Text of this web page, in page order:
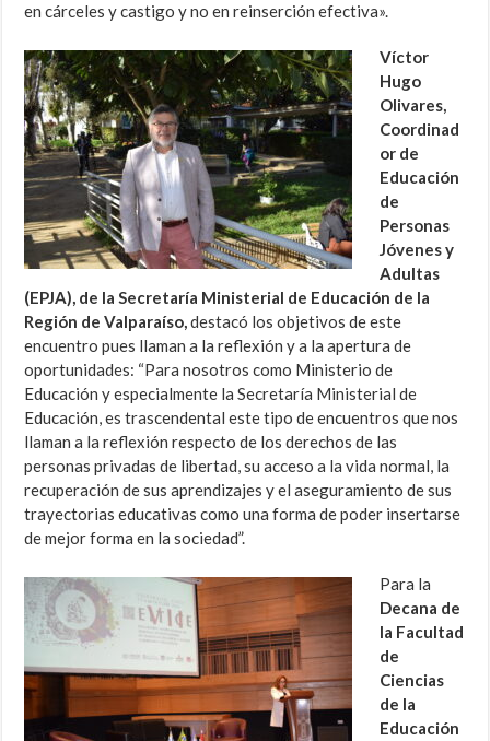
en cárceles y castigo y no en reinserción efectiva».
Víctor
Hugo
Olivares,
Coordinad
or de
Educación
de
Personas
Jóvenes y
Adultas
(EPJA), de la Secretaría Ministerial de Educación de la
Región de Valparaíso,destacó los objetivos de este
encuentro pues llaman a la reflexión y a la apertura de
oportunidades: “Para nosotros como Ministerio de
Educación y especialmente la Secretaría Ministerial de
Educación, es trascendental este tipo de encuentros que nos
llaman a la reflexión respecto de los derechos de las
personas privadas de libertad, su acceso a la vida normal, la
recuperación de sus aprendizajes y el aseguramiento de sus
trayectorias educativas como una forma de poder insertarse
de mejor forma en la sociedad”.
Para la
Decana de
la Facultad
de
Ciencias
de la
Educación